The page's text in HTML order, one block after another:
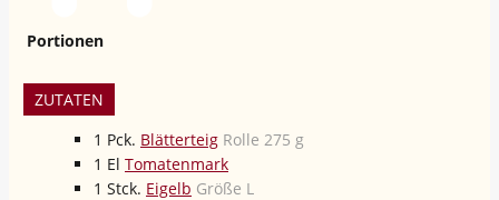
Portionen
ZUTATEN
1 Pck. Blätterteig Rolle 275 g
1 El Tomatenmark
1 Stck. Eigelb Größe L